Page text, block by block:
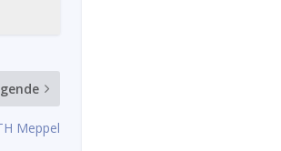
Meppel